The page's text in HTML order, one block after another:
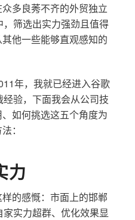
多良莠不齐的外贸独立
筛选出实力强劲且值得
他一些能够直观感知的
年，我就已经进入谷歌
验，下面我会从公司技
如何挑选这五个角度为
：
力
的感慨：市面上的邯郸
实力超群、优化效果显